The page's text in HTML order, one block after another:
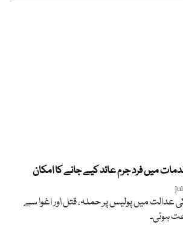
میں پولیس پر حملہ، قتل اور اغوا سے
ہوئی۔